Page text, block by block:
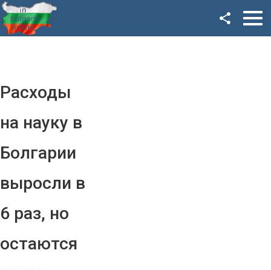
Расходы
на науку в
Болгарии
выросли в
6 раз, но
остаются